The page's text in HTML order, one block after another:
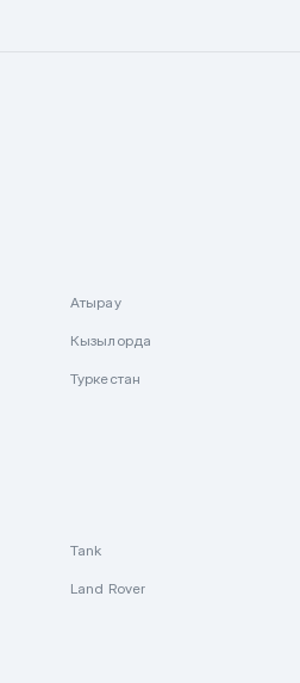
Атырау
Кызылорда
Туркестан
Tank
Land Rover